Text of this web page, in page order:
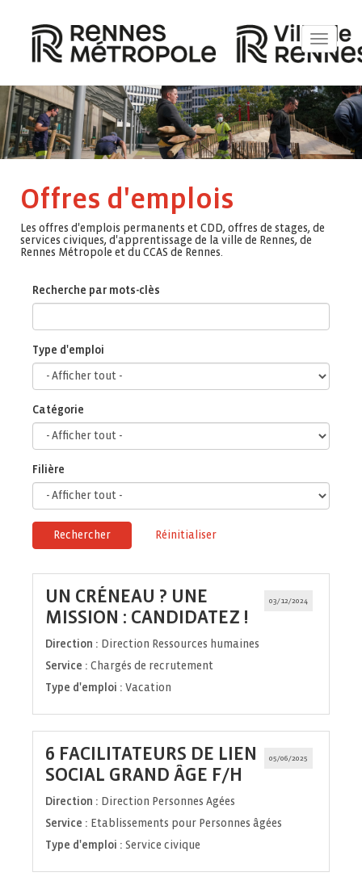
Toggle
Offres d'emplois
Les offres d'emplois permanents et CDD, offres de stages, de
services civiques, d'apprentissage de la ville de Rennes, de
Rennes Métropole et du CCAS de Rennes.
Recherche par mots-clès
Type d'emploi
Catégorie
Filière
Rechercher Réinitialiser
03/12/2024
UN CRÉNEAU ? UNE
MISSION : CANDIDATEZ !
fenêtre)
Direction : Direction Ressources humaines
Service : Chargés de recrutement
Type d'emploi : Vacation
05/06/2025
6 FACILITATEURS DE LIEN
SOCIAL GRAND ÂGE F/H
Direction : Direction Personnes Agées
Service : Etablissements pour Personnes âgées
Type d'emploi : Service civique